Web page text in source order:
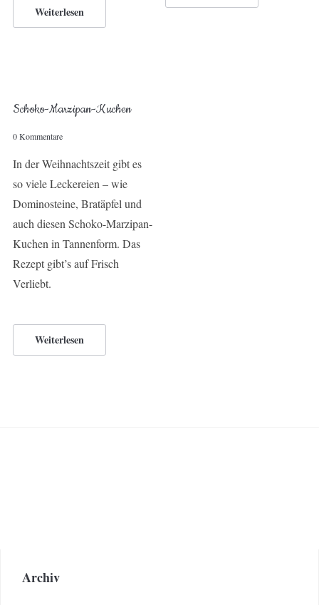
Weiterlesen
Schoko-Marzipan-Kuchen
0 Kommentare
In der Weihnachtszeit gibt es
so viele Leckereien – wie
Dominosteine, Bratäpfel und
auch diesen Schoko-Marzipan-
Kuchen in Tannenform. Das
Rezept gibt’s auf Frisch
Verliebt.
Weiterlesen
Archiv